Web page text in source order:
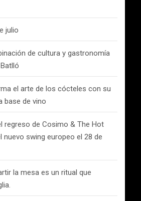
julio
de cultura y gastronomía
el arte de los cócteles con su
base de vino
regreso de Cosimo & The Hot
nuevo swing europeo el 28 de
la mesa es un ritual que